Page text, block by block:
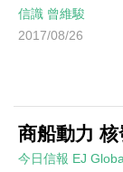
信識 曾維駿
2017/08/26
商船動力
今日信報 EJ